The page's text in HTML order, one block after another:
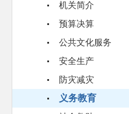
机关简介
预算决算
公共文化服务
安全生产
防灾减灾
义务教育